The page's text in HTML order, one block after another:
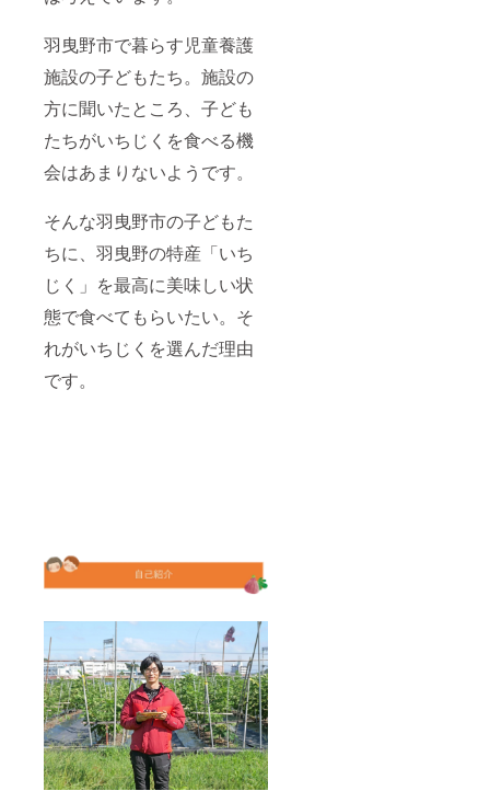
羽曳野市で暮らす児童養護
施設の子どもたち。施設の
方に聞いたところ、子ども
たちがいちじくを食べる機
会はあまりないようです。
そんな羽曳野市の子どもた
ちに、羽曳野の特産「いち
じく」を最高に美味しい状
態で食べてもらいたい。そ
れがいちじくを選んだ理由
です。